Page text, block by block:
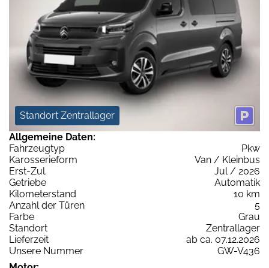
Standort Zentrallager
Allgemeine Daten:
Fahrzeugtyp
Pkw
Karosserieform
Van / Kleinbus
Erst-Zul.
Jul / 2026
Getriebe
Automatik
Kilometerstand
10 km
Anzahl der Türen
5
Farbe
Grau
Standort
Zentrallager
Lieferzeit
ab ca. 07.12.2026
Unsere Nummer
GW-V436